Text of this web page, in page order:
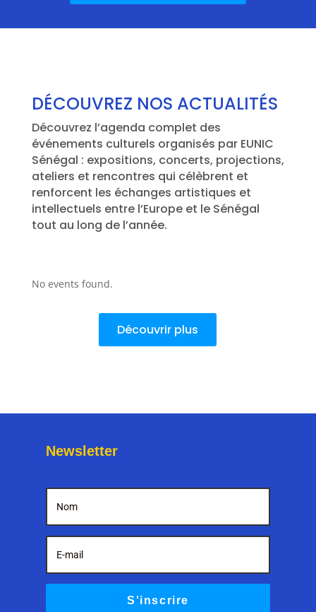
DÉCOUVREZ NOS ACTUALITÉS
Découvrez l’agenda complet des
événements culturels organisés par EUNIC
Sénégal : expositions, concerts, projections,
ateliers et rencontres qui célèbrent et
renforcent les échanges artistiques et
intellectuels entre l’Europe et le Sénégal
tout au long de l’année.
No events found.
Découvrir plus
Newsletter
S'inscrire